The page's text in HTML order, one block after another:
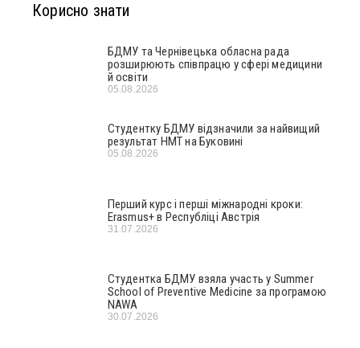
Корисно знати
БДМУ та Чернівецька обласна рада
розширюють співпрацю у сфері медицини
й освіти
05.08.2026
Студентку БДМУ відзначили за найвищий
результат НМТ на Буковині
05.08.2026
Перший курс і перші міжнародні кроки:
Erasmus+ в Республіці Австрія
31.07.2026
Студентка БДМУ взяла участь у Summer
School of Preventive Medicine за програмою
NAWA
30.07.2026